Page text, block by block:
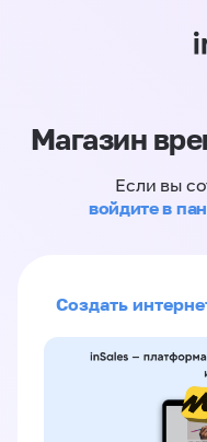
Магазин
Если вы
войдите в
Создать